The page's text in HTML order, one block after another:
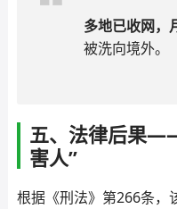
多地已收网，
被洗向境外。
五、法律后果
害人”
根据《刑法》第266条，